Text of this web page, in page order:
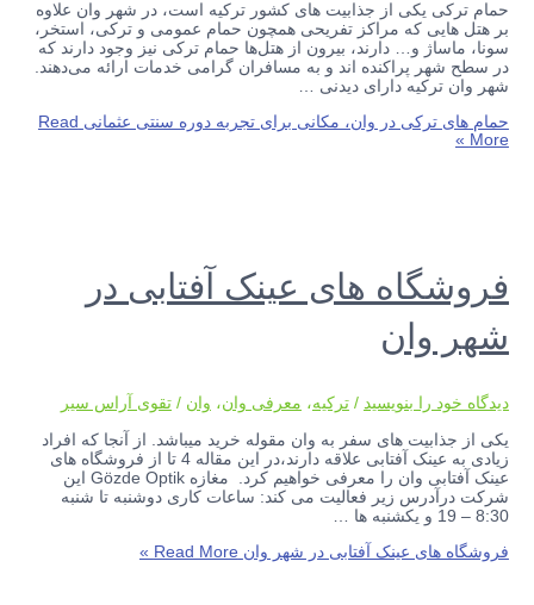
حمام ترکی یکی از جذابیت های کشور ترکیه است، در شهر وان علاوه
بر هتل هایی که مراکز تفریحی همچون حمام عمومی و ترکی، استخر،
سونا، ماساژ و… دارند، بیرون از هتل‌ها حمام ترکی نیز وجود دارند که
در سطح شهر پراکنده اند و به مسافران گرامی خدمات ارائه می‌دهند.
شهر وان ترکیه دارای دیدنی …
حمام های ترکی در وان، مکانی برای تجربه دوره سنتی عثمانی Read
More »
فروشگاه های عینک آفتابی در
شهر وان
دیدگاه‌ خود را بنویسید /ترکیه، معرفی وان، وان /تقوی آراس سیر
یکی از جذابیت های سفر به وان مقوله خرید میباشد. از آنجا که افراد
زیادی به عینک آفتابی علاقه دارند،در این مقاله 4 تا از فروشگاه های
عینک آفتابی وان را معرفی خواهیم کرد. مغازه Gözde Optik این
شرکت درآدرس زیر فعالیت می کند: ساعات کاری دوشنبه تا شنبه
8:30 – 19 و یکشنبه ها …
فروشگاه های عینک آفتابی در شهر وان